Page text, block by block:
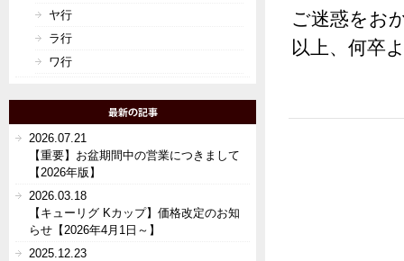
ご迷惑をお
以上、何卒
ヤ行
ラ行
ワ行
2026.07.21
【重要】お盆期間中の営業につきまして
【2026年版】
2026.03.18
【キューリグ Kカップ】価格改定のお知
らせ【2026年4月1日～】
2025.12.23